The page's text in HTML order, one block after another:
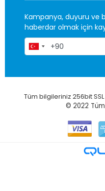
Kampanya, duyuru ve
haberdar olmak için
Tüm bilgileriniz 256bit
© 2022